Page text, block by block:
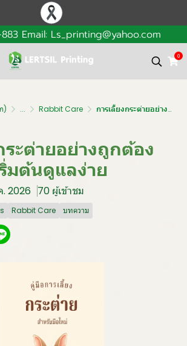
Email: Ls_printing@yahoo.com
0
) ... Rabbit Care การเลี้ยงกระต่ายอย่างถูกต้องสำหรับผู้เริ่มต้นดูแลง่าย
ระต่ายอย่างถูกต้อง
มต้นดูแลง่าย
. 2026 70 ผู้เข้าชม
Rabbit Care บทความ